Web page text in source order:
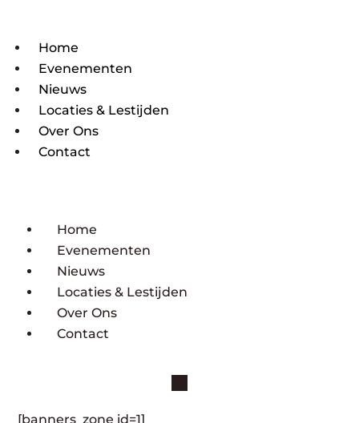
Home
Evenementen
Nieuws
Locaties & Lestijden
Over Ons
Contact
Home
Evenementen
Nieuws
Locaties & Lestijden
Over Ons
Contact
[banners_zone id=1]